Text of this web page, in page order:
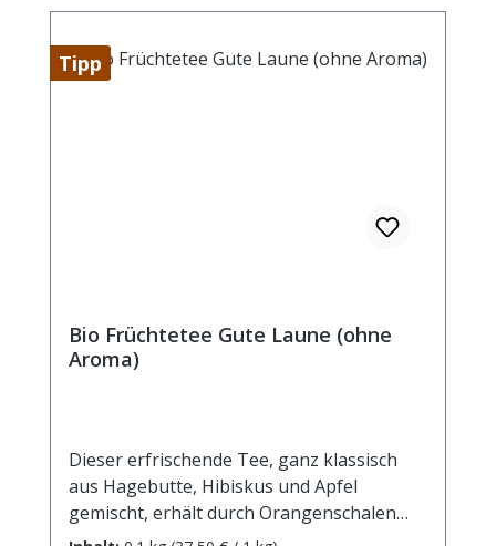
Tipp
Bio Früchtetee Gute Laune (ohne
Aroma)
Dieser erfrischende Tee, ganz klassisch
aus Hagebutte, Hibiskus und Apfel
gemischt, erhält durch Orangenschalen
eine herb-frische Zitrusnote und einen